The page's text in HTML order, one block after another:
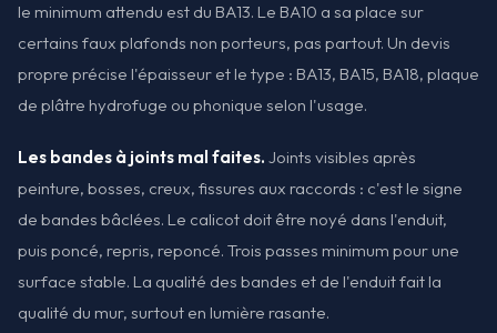
le minimum attendu est du BA13. Le BA10 a sa place sur
certains faux plafonds non porteurs, pas partout. Un devis
propre précise l'épaisseur et le type : BA13, BA15, BA18, plaque
de plâtre hydrofuge ou phonique selon l'usage.
Les bandes à joints mal faites. Joints visibles après
peinture, bosses, creux, fissures aux raccords : c'est le signe
de bandes bâclées. Le calicot doit être noyé dans l'enduit,
puis poncé, repris, reponcé. Trois passes minimum pour une
surface stable. La qualité des bandes et de l'enduit fait la
qualité du mur, surtout en lumière rasante.